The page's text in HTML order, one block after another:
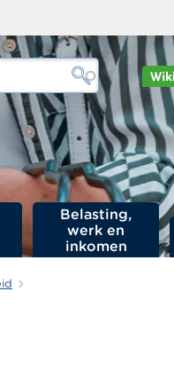
Belasting,
werk en
inkomen